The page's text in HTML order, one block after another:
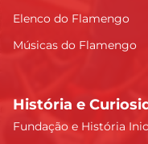
Elenco do Flamengo
Músicas do Flamengo
História e
Fundação e História